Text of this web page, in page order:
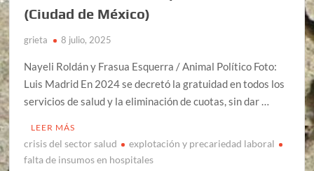
(Ciudad de México)
grieta 8 julio, 2025
Nayeli Roldán y Frasua Esquerra / Animal Político Foto:
Luis Madrid En 2024 se decretó la gratuidad en todos los
servicios de salud y la eliminación de cuotas, sin dar …
LEER MÁS
crisis del sector salud
explotación y precariedad laboral
falta de insumos en hospitales